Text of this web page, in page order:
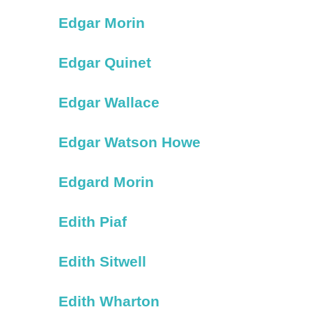
Edgar Morin
Edgar Quinet
Edgar Wallace
Edgar Watson Howe
Edgard Morin
Edith Piaf
Edith Sitwell
Edith Wharton